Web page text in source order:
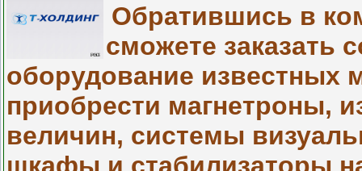
Обратившись в
сможете заказать
оборудование
приобрести магнетроны,
величин, системы
шкафы и стабилизаторы